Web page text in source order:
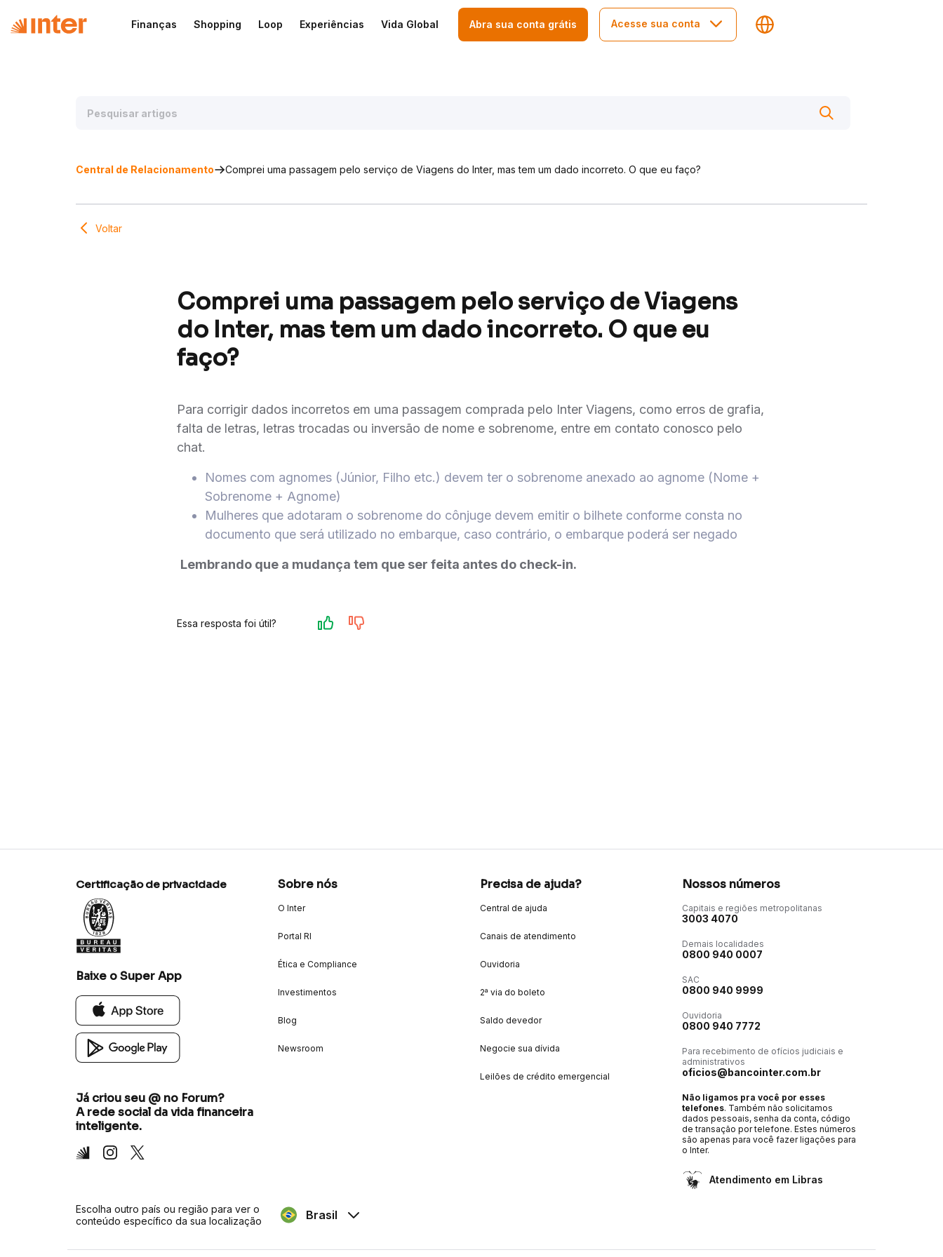
Finanças Shopping Loop Experiências Vida Global Abra sua conta grátis Acesse sua conta
Central de Relacionamento Comprei uma passagem pelo serviço de Viagens do Inter, mas tem um dado incorreto. O que eu faço?
Voltar
Comprei uma passagem pelo serviço de Viagens
do Inter, mas tem um dado incorreto. O que eu
faço?
Para corrigir dados incorretos em uma passagem comprada pelo Inter Viagens, como erros de grafia,
falta de letras, letras trocadas ou inversão de nome e sobrenome, entre em contato conosco pelo
chat.
Nomes com agnomes (Júnior, Filho etc.) devem ter o sobrenome anexado ao agnome (Nome +
Sobrenome + Agnome)
Mulheres que adotaram o sobrenome do cônjuge devem emitir o bilhete conforme consta no
documento que será utilizado no embarque, caso contrário, o embarque poderá ser negado
Lembrando que a mudança tem que ser feita antes do check-in.
Essa resposta foi útil?
Certificação de privacidade
Baixe o Super App
Já criou seu @ no Forum?
A rede social da vida financeira
inteligente.
Inter Instagram
X
Sobre nós
O Inter
Portal RI
Ética e Compliance
Investimentos
Blog
Newsroom
Precisa de ajuda?
Central de ajuda
Canais de atendimento
Ouvidoria
2ª via do boleto
Saldo devedor
Negocie sua dívida
Leilões de crédito emergencial
Nossos números
Capitais e regiões metropolitanas
3003 4070
Demais localidades
0800 940 0007
SAC
0800 940 9999
Ouvidoria
0800 940 7772
Para recebimento de ofícios judiciais e
administrativos
oficios@bancointer.com.br
Não ligamos pra você por esses
telefones. Também não solicitamos
dados pessoais, senha da conta, código
de transação por telefone. Estes números
são apenas para você fazer ligações para
o Inter.
Atendimento em Libras
Escolha outro país ou região para ver o
conteúdo específico da sua localização
Brasil